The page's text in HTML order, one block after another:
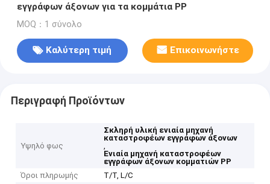
εγγράφων άξονων για τα κομμάτια PP
MOQ：1 σύνολο
Καλύτερη τιμή Επικοινωνήστε
Περιγραφή Προϊόντων
Υψηλό φως
Σκληρή υλική ενιαία μηχανή
καταστροφέων εγγράφων άξονων
,
Ενιαία μηχανή καταστροφέων
εγγράφων άξονων κομματιών PP
Όροι πληρωμής
T/T, L/C